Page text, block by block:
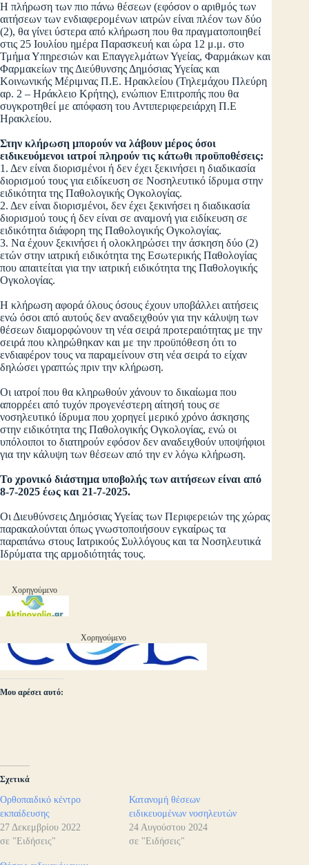
Η πλήρωση των πιο πάνω θέσεων (εφόσον ο αριθμός των
αιτήσεων των ενδιαφερομένων ιατρών είναι πλέον των δύο
(2), θα γίνει ύστερα από κλήρωση που θα πραγματοποιηθεί
στις 25 Ιουλίου ημέρα Παρασκευή και ώρα 12 μ.μ. στο
Τμήμα Υπηρεσιών και Επαγγελμάτων Υγείας, Φαρμάκων και
Φαρμακείων της Διεύθυνσης Δημόσιας Υγείας και
Κοινωνικής Μέριμνας Π.Ε. Ηρακλείου (Τηλεμάχου Πλεύρη
αρ. 2 – Ηράκλειο Κρήτης), ενώπιον Επιτροπής που θα
συγκροτηθεί με απόφαση του Αντιπεριφερειάρχη Π.Ε
Ηρακλείου.
Στην κλήρωση μπορούν να λάβουν μέρος όσοι
ειδικευόμενοι ιατροί πληρούν τις κάτωθι προϋποθέσεις:
1. Δεν είναι διορισμένοι ή δεν έχει ξεκινήσει η διαδικασία
διορισμού τους για ειδίκευση σε Νοσηλευτικό ίδρυμα στην
ειδικότητα της Παθολογικής Ογκολογίας.
2. Δεν είναι διορισμένοι, δεν έχει ξεκινήσει η διαδικασία
διορισμού τους ή δεν είναι σε αναμονή για ειδίκευση σε
ειδικότητα διάφορη της Παθολογικής Ογκολογίας.
3. Να έχουν ξεκινήσει ή ολοκληρώσει την άσκηση δύο (2)
ετών στην ιατρική ειδικότητα της Εσωτερικής Παθολογίας
που απαιτείται για την ιατρική ειδικότητα της Παθολογικής
Ογκολογίας.
Η κλήρωση αφορά όλους όσους έχουν υποβάλλει αιτήσεις
ενώ όσοι από αυτούς δεν αναδειχθούν για την κάλυψη των
θέσεων διαμορφώνουν τη νέα σειρά προτεραιότητας με την
σειρά που κληρώθηκαν και με την προϋπόθεση ότι το
ενδιαφέρον τους να παραμείνουν στη νέα σειρά το είχαν
δηλώσει γραπτώς πριν την κλήρωση.
Οι ιατροί που θα κληρωθούν χάνουν το δικαίωμα που
απορρέει από τυχόν προγενέστερη αίτησή τους σε
νοσηλευτικό ίδρυμα που χορηγεί μερικό χρόνο άσκησης
στην ειδικότητα της Παθολογικής Ογκολογίας, ενώ οι
υπόλοιποι το διατηρούν εφόσον δεν αναδειχθούν υποψήφιοι
για την κάλυψη των θέσεων από την εν λόγω κλήρωση.
Το χρονικό διάστημα υποβολής των αιτήσεων είναι από
8-7-2025 έως και 21-7-2025.
Οι Διευθύνσεις Δημόσιας Υγείας των Περιφερειών της χώρας
παρακαλούνται όπως γνωστοποιήσουν εγκαίρως τα
παραπάνω στους Ιατρικούς Συλλόγους και τα Νοσηλευτικά
Ιδρύματα της αρμοδιότητάς τους.
Χορηγούμενο
Χορηγούμενο
Μου αρέσει αυτό:
Σχετικά
Ορθοπαιδικό κέντρο
εκπαίδευσης
27 Δεκεμβρίου 2022
σε "Ειδήσεις"
Κατανομή θέσεων
ειδικευομένων νοσηλευτών
24 Αυγούστου 2024
σε "Ειδήσεις"